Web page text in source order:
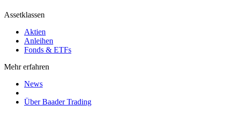
Assetklassen
Aktien
Anleihen
Fonds & ETFs
Mehr erfahren
News
Über Baader Trading